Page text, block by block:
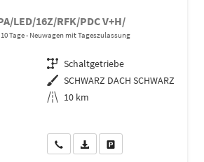
LED/16Z/RFK/PDC V+H/
10 Tage Neuwagen mit Tageszulassung
Getriebe Schaltgetriebe
Außenfarbe SCHWARZ DACH SCHWARZ
Kilometerstand 10 km
Wir rufen Sie anPDF-Datei, Fahrzeugexposé